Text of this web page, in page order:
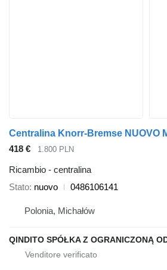
418 € 1.800 PLN
Ricambio - centralina
Stato nuovo 0486106141
Polonia, Michałów